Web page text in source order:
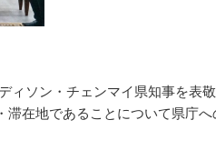
ソン・チェンマイ県知事を表敬
在地であることについて県庁